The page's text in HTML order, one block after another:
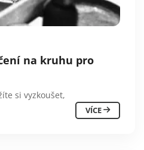
na kruhu pro
si vyzkoušet,
VÍCE